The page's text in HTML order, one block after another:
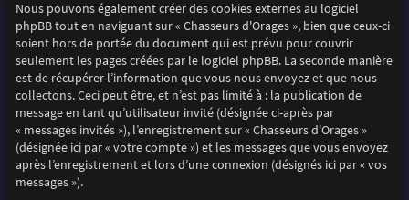
Nous pouvons également créer des cookies externes au logiciel
phpBB tout en naviguant sur « Chasseurs d'Orages », bien que ceux-ci
soient hors de portée du document qui est prévu pour couvrir
seulement les pages créées par le logiciel phpBB. La seconde manière
est de récupérer l’information que vous nous envoyez et que nous
collectons. Ceci peut être, et n’est pas limité à : la publication de
message en tant qu’utilisateur invité (désignée ci-après par
« messages invités »), l’enregistrement sur « Chasseurs d'Orages »
(désignée ici par « votre compte ») et les messages que vous envoyez
après l’enregistrement et lors d’une connexion (désignés ici par « vos
messages »).